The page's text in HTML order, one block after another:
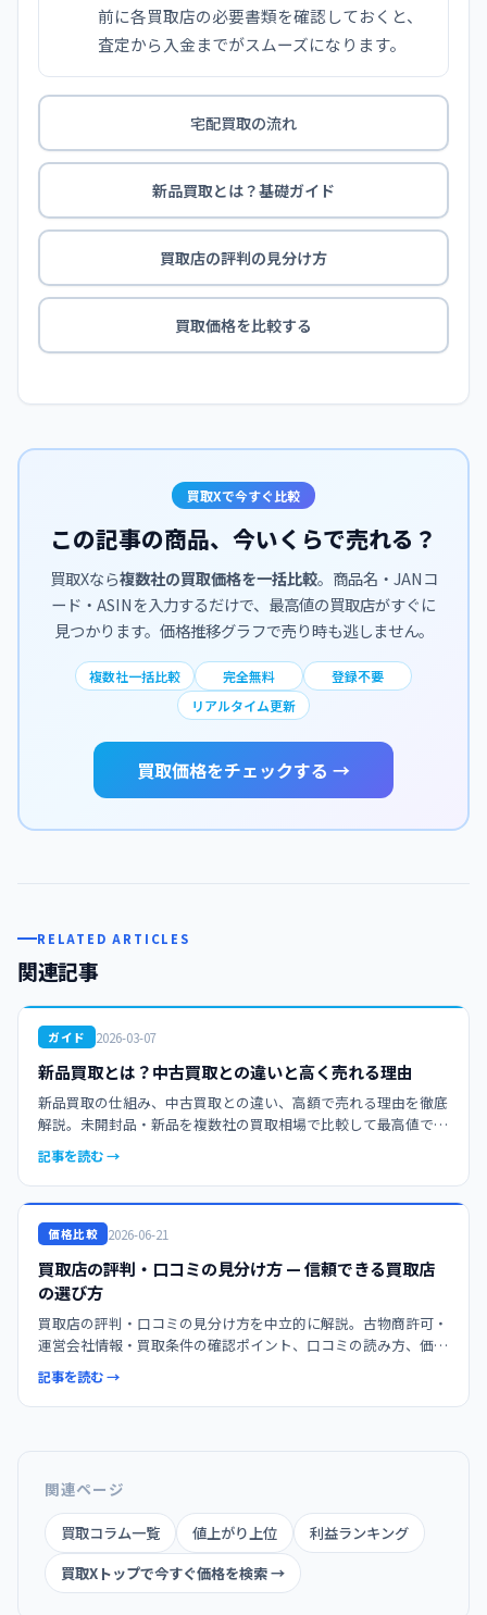
前に各買取店の必要書類を確認しておくと、
査定から入金までがスムーズになります。
宅配買取の流れ
新品買取とは？基礎ガイド
買取店の評判の見分け方
買取価格を比較する
買取Xで今すぐ比較
この記事の商品、今いくらで売れる？
買取Xなら複数社の買取価格を一括比較。商品名・JANコ
ード・ASINを入力するだけで、最高値の買取店がすぐに
見つかります。価格推移グラフで売り時も逃しません。
複数社一括比較 完全無料
登録不要
リアルタイム更新
買取価格をチェックする →
RELATED ARTICLES
関連記事
ガイド 2026-03-07
新品買取とは？中古買取との違いと高く売れる理由
新品買取の仕組み、中古買取との違い、高額で売れる理由を徹底
解説。未開封品・新品を複数社の買取相場で比較して最高値で売
却しましょう。せどり・転売初心者にもおすすめの完全ガイド。
記事を読む →
価格比較 2026-06-21
買取店の評判・口コミの見分け方 — 信頼できる買取店
の選び方
買取店の評判・口コミの見分け方を中立的に解説。古物商許可・
運営会社情報・買取条件の確認ポイント、口コミの読み方、価
格・条件・対応のバランスで選ぶコツまで、信頼できる買取店を
見極める方法を紹介します。
記事を読む →
関連ページ
買取コラム一覧 値上がり上位
利益ランキング
買取Xトップで今すぐ価格を検索 →